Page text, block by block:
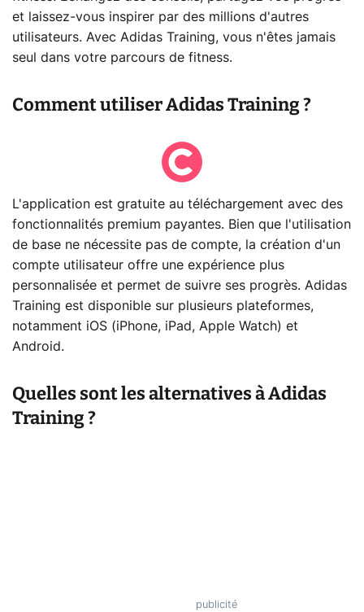
et laissez-vous inspirer par des millions d'autres
utilisateurs. Avec Adidas Training, vous n'êtes jamais
seul dans votre parcours de fitness.
Comment utiliser Adidas Training ?
L'application est gratuite au téléchargement avec des
fonctionnalités premium payantes. Bien que l'utilisation
de base ne nécessite pas de compte, la création d'un
compte utilisateur offre une expérience plus
personnalisée et permet de suivre ses progrès. Adidas
Training est disponible sur plusieurs plateformes,
notamment iOS (iPhone, iPad, Apple Watch) et
Android.
Quelles sont les alternatives à Adidas
Training ?